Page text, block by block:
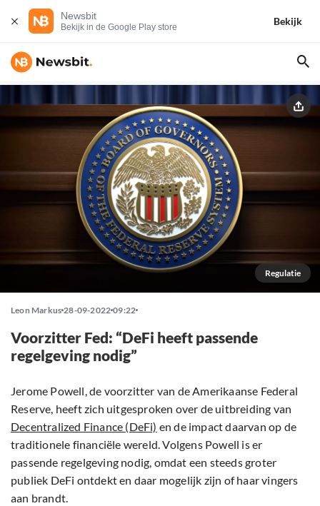
Newsbit
Bekijk in de Google Play store
Bekijk
Regulatie
Leon Markus 28-09-2022 09:22
Voorzitter Fed: “DeFi heeft passende
regelgeving nodig”
Jerome Powell, de voorzitter van de Amerikaanse Federal
Reserve, heeft zich uitgesproken over de uitbreiding van
Decentralized Finance (DeFi) en de impact daarvan op de
traditionele financiële wereld. Volgens Powell is er
passende regelgeving nodig, omdat een steeds groter
publiek DeFi ontdekt en daar mogelijk zijn of haar vingers
aan brandt.